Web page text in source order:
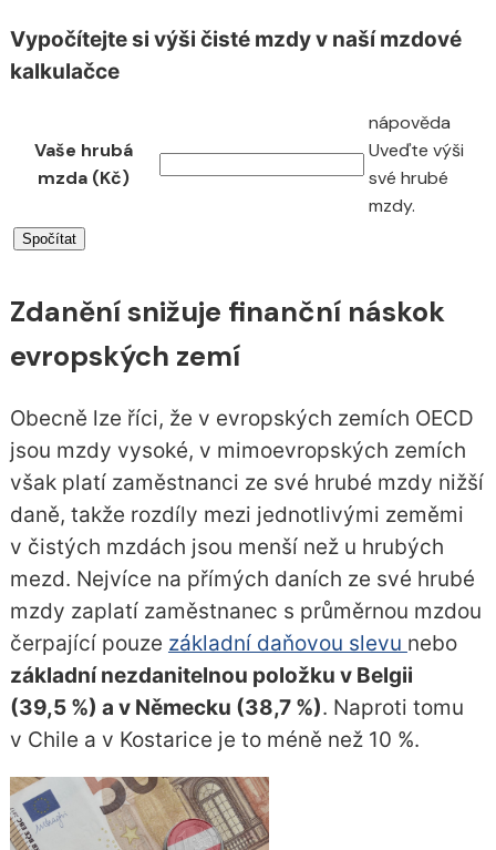
Vypočítejte si výši čisté mzdy v naší mzdové
kalkulačce
Vaše hrubá
mzda (Kč)
nápověda
Uveďte výši
své hrubé
mzdy.
Zdanění snižuje finanční náskok
evropských zemí
Obecně lze říci, že v evropských zemích OECD
jsou mzdy vysoké, v mimoevropských zemích
však platí zaměstnanci ze své hrubé mzdy nižší
daně, takže rozdíly mezi jednotlivými zeměmi
v čistých mzdách jsou menší než u hrubých
mezd. Nejvíce na přímých daních ze své hrubé
mzdy zaplatí zaměstnanec s průměrnou mzdou
čerpající pouze základní daňovou slevu nebo
základní nezdanitelnou položku v Belgii
(39,5 %) a v Německu (38,7 %). Naproti tomu
v Chile a v Kostarice je to méně než 10 %.